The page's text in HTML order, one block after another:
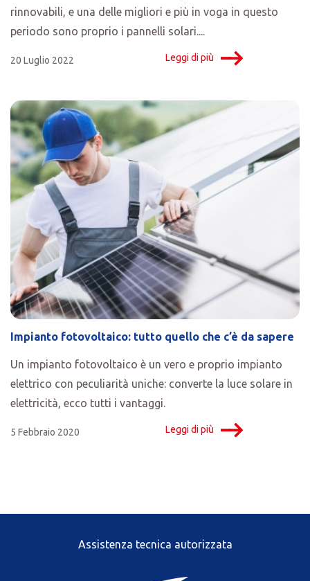
rinnovabili, e una delle migliori e più in voga in questo
periodo sono proprio i pannelli solari....
20 Luglio 2022 Leggi di più
Impianto fotovoltaico: tutto quello che c’è da sapere
Un impianto fotovoltaico è un vero e proprio impianto
elettrico con peculiarità uniche: converte la luce solare in
elettricità, ecco tutti i vantaggi.
5 Febbraio 2020 Leggi di più
Assistenza tecnica autorizzata